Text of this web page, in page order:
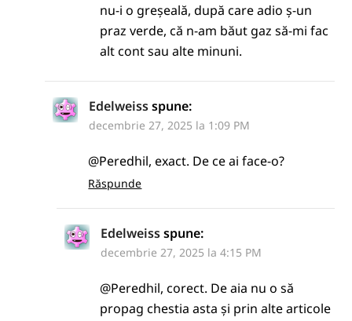
nu-i o greșeală, după care adio ș-un
praz verde, că n-am băut gaz să-mi fac
alt cont sau alte minuni.
Edelweiss spune:
decembrie 27, 2025 la 1:09 PM
@Peredhil, exact. De ce ai face-o?
Răspunde
Edelweiss spune:
decembrie 27, 2025 la 4:15 PM
@Peredhil, corect. De aia nu o să
propag chestia asta și prin alte articole